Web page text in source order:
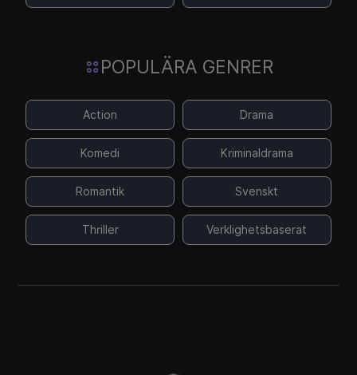
POPULÄRA GENRER
Action Drama
Komedi Kriminaldrama
Romantik Svenskt
Thriller Verklighetsbaserat